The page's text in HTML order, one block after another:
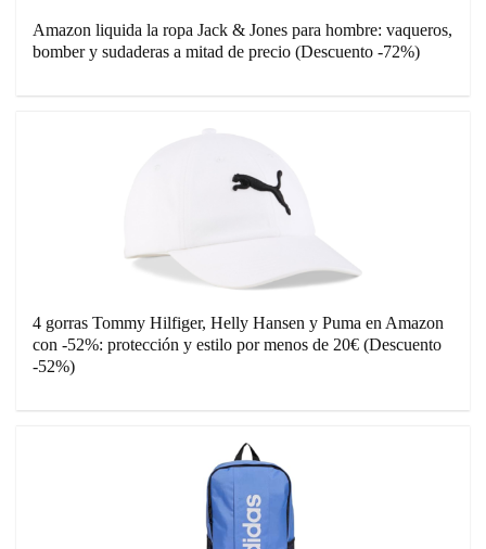
Amazon liquida la ropa Jack & Jones para hombre: vaqueros,
bomber y sudaderas a mitad de precio (Descuento -72%)
4 gorras Tommy Hilfiger, Helly Hansen y Puma en Amazon
con -52%: protección y estilo por menos de 20€ (Descuento
-52%)